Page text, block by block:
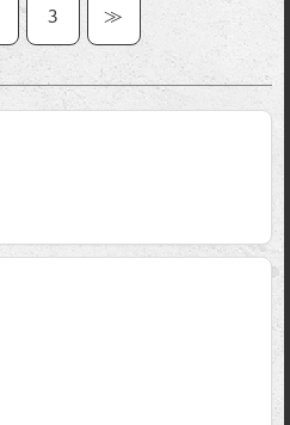
3 ≫